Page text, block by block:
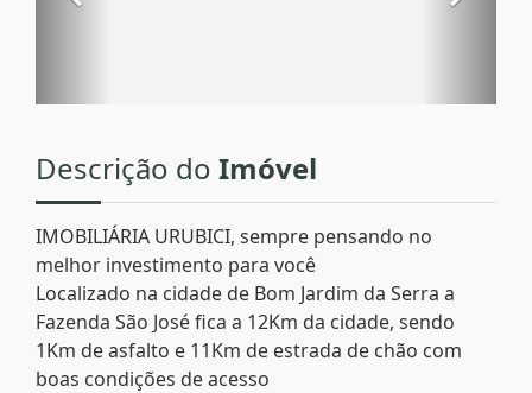
Descrição do Imóvel
IMOBILIÁRIA URUBICI, sempre pensando no
melhor investimento para você
Localizado na cidade de Bom Jardim da Serra a
Fazenda São José fica a 12Km da cidade, sendo
1Km de asfalto e 11Km de estrada de chão com
boas condições de acesso